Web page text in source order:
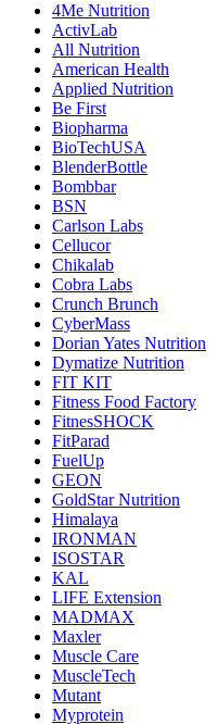
4Me Nutrition
ActivLab
All Nutrition
American Health
Applied Nutrition
Be First
Biopharma
BioTechUSA
BlenderBottle
Bombbar
BSN
Carlson Labs
Cellucor
Chikalab
Cobra Labs
Crunch Brunch
CyberMass
Dorian Yates Nutrition
Dymatize Nutrition
FIT KIT
Fitness Food Factory
FitnesSHOCK
FitParad
FuelUp
GEON
GoldStar Nutrition
Himalaya
IRONMAN
ISOSTAR
KAL
LIFE Extension
MADMAX
Maxler
Muscle Care
MuscleTech
Mutant
Myprotein